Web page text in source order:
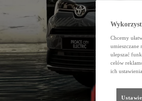
Chcemy
ulepszać
celów
ich